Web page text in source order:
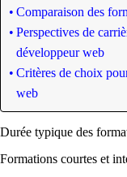
Comparaison des
Perspectives de
développeur web
Critères de choix
web
Durée typique des
Formations courtes et